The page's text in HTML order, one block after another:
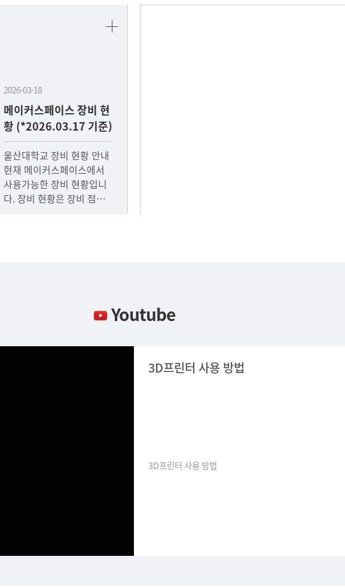
2026-03-18
메이커스페이스 장비 현
황 (*2026.03.17 기준)
울산대학교 장비 현황 안내
현재 메이커스페이스에서
사용가능한 장비 현황입니
다. 장비 현황은 장비 점검
Youtube
3D프린터 사용 방법
3D프린터 사용 방법